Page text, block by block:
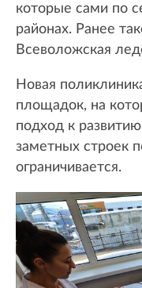
которые сами по
районах. Ранее
Всеволожская
Новая
площадок, на
подход к
заметных строек
ограничивается.